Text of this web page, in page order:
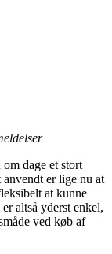
dage et stort
er lige nu at
at kunne
altså yderst enkel,
ved køb af